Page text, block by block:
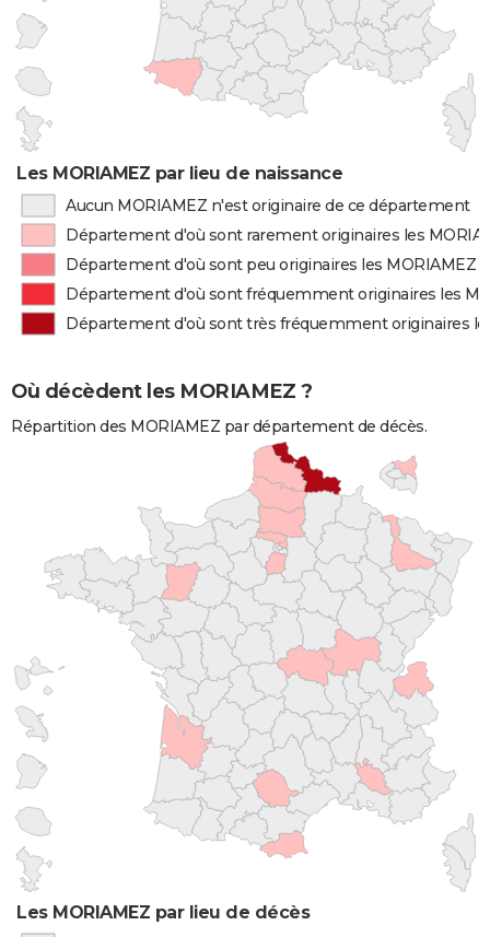
Les MORIAMEZ par lieu de naissance
Aucun MORIAMEZ n'est originaire de ce département
Département d'où sont rarement originaires les
Département d'où sont peu originaires les MORIAMEZ
Département d'où sont fréquemment originaires les
Département d'où sont très fréquemment originaires
Où décèdent les MORIAMEZ ?
Répartition des MORIAMEZ par département de décès.
Les MORIAMEZ par lieu de décès